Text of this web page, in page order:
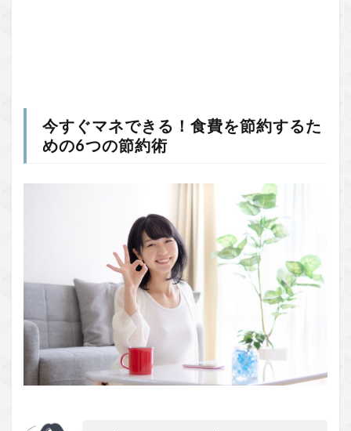
今すぐマネできる！食費を節約するた
めの6つの節約術